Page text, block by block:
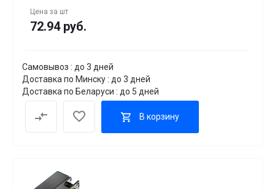
Цена за шт
72.94 руб.
Самовывоз : до 3 дней
Доставка по Минску : до 3 дней
Доставка по Беларуси : до 5 дней
В корзину